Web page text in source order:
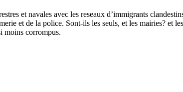
et navales avec les reseaux d’immigrants
et de la police. Sont-ils les seuls, et les mairies? et
moins corrompus.